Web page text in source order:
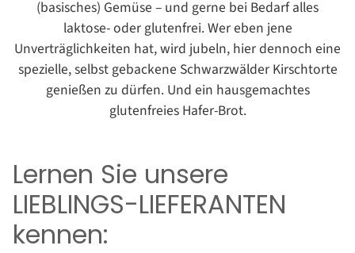
(basisches) Gemüse – und gerne bei Bedarf alles
laktose- oder glutenfrei. Wer eben jene
Unverträglichkeiten hat, wird jubeln, hier dennoch eine
spezielle, selbst gebackene Schwarzwälder Kirschtorte
genießen zu dürfen. Und ein hausgemachtes
glutenfreies Hafer-Brot.
Lernen Sie unsere
LIEBLINGS-LIEFERANTEN
kennen: